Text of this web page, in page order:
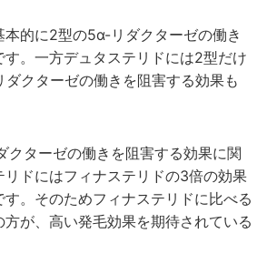
本的に2型の5α-リダクターゼの働き
す。一方デュタステリドには2型だけ
クターゼの働きを阻害する効果も
クターゼの働きを阻害する効果に関
リドにはフィナステリドの3倍の効果
。そのためフィナステリドに比べる
方が、高い発毛効果を期待されている